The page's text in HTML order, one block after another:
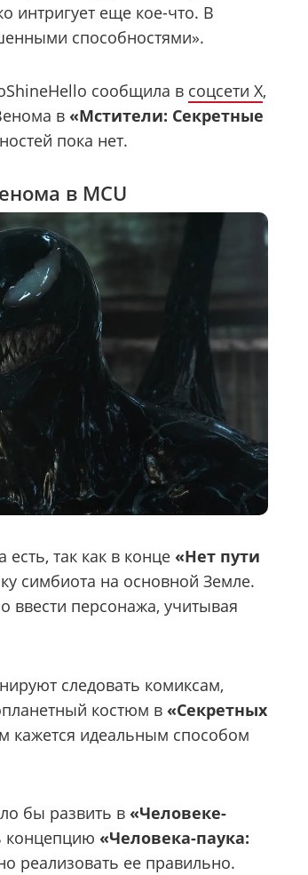
интригует еще кое-что. В
способностями».
сообщила в соцсети X,
в «Мстители: Секретные
пока нет.
в MCU
так как в конце «Нет пути
симбиота на основной Земле.
ввести персонажа, учитывая
следовать комиксам,
костюм в «Секретных
кажется идеальным способом
бы развить в «Человеке-
концепцию «Человека-паука:
реализовать ее правильно.